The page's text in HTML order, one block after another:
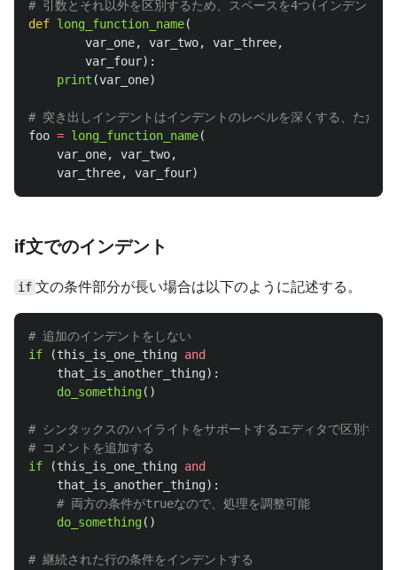
def long_function_name(
var_one, var_two, var_three,
var_four):
print (var_one)
foo = long_function_name(
var_one, var_two,
var_three, var_four)
if文でのインデント
if 文の条件部分が長い場合は以下のように記述する。
if
(this_is_one_thing and
that_is_another_thing):
do_something()
# シンタックスのハイライトをサポートするエディタで区別する
if
(this_is_one_thing and
that_is_another_thing):
do_something()